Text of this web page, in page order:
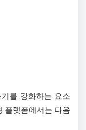
를 강화하는 요소
플랫폼에서는 다음